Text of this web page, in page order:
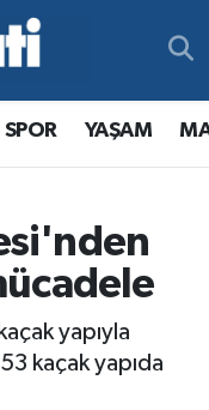
SPOR YAŞAM
yapıyla
kaçak yapıda